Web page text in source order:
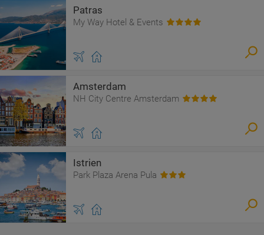
Patras
My Way Hotel & Events
Amsterdam
NH City Centre Amsterdam
Istrien
Park Plaza Arena Pula